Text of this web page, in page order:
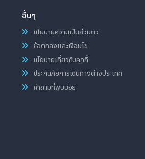
อื่นๆ
นโยบายความเป็นส่วนตัว
ข้อตกลงและเงื่อนไข
นโยบายเกี่ยวกับคุกกี้
ประกันภัยการเดินทางต่างประเทศ
คำถามที่พบบ่อย